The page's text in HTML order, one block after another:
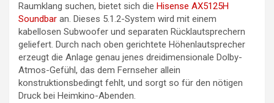
Raumklang suchen, bietet sich die Hisense AX5125H
Soundbar an. Dieses 5.1.2-System wird mit einem
kabellosen Subwoofer und separaten Rücklautsprechern
geliefert. Durch nach oben gerichtete Höhenlautsprecher
erzeugt die Anlage genau jenes dreidimensionale Dolby-
Atmos-Gefühl, das dem Fernseher allein
konstruktionsbedingt fehlt, und sorgt so für den nötigen
Druck bei Heimkino-Abenden.